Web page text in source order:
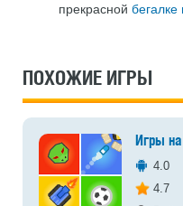
прекрасной
ПОХОЖИЕ ИГРЫ
Игры на
4.0
4.7